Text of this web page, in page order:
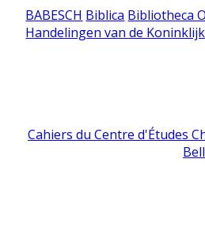
BABESCH Biblica Bibliotheca
Handelingen van de
Cahiers du Centre d'Études